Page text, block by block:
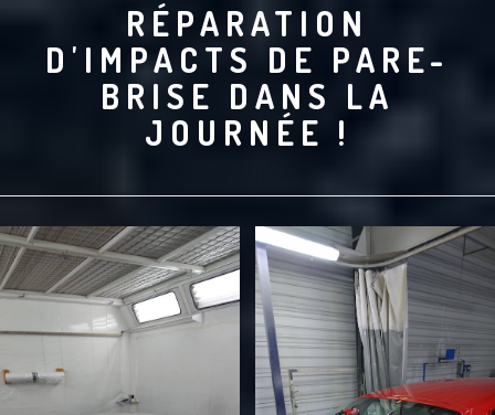
RÉPARATION
D'IMPACTS DE PARE-
BRISE DANS LA
JOURNÉE !